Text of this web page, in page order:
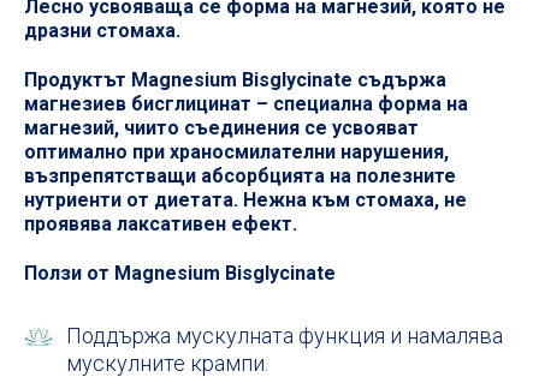
Лесно усвояваща се форма на магнезий, която не
дразни стомаха.
Продуктът Magnesium Bisglycinate съдържа
магнезиев бисглицинат – специална форма на
магнезий, чиито съединения се усвояват
оптимално при храносмилателни нарушения,
възпрепятстващи абсорбцията на полезните
нутриенти от диетата. Нежна към стомаха, не
проявява лаксативен ефект.
Ползи от Magnesium Bisglycinate
Поддържа мускулната функция и намалява
мускулните крампи.